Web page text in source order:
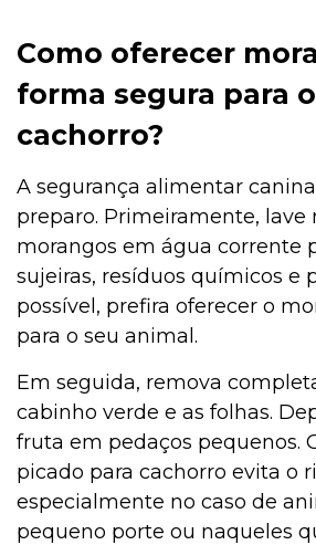
Como oferecer
forma segura para
cachorro?
A segurança alimentar
preparo. Primeiramente, lave
morangos em água corrente
sujeiras, resíduos químicos e
possível, prefira oferecer o
para o seu animal.
Em seguida, remova
cabinho verde e as folhas.
fruta em pedaços pequenos.
picado para cachorro evita o
especialmente no caso de
pequeno porte ou naqueles